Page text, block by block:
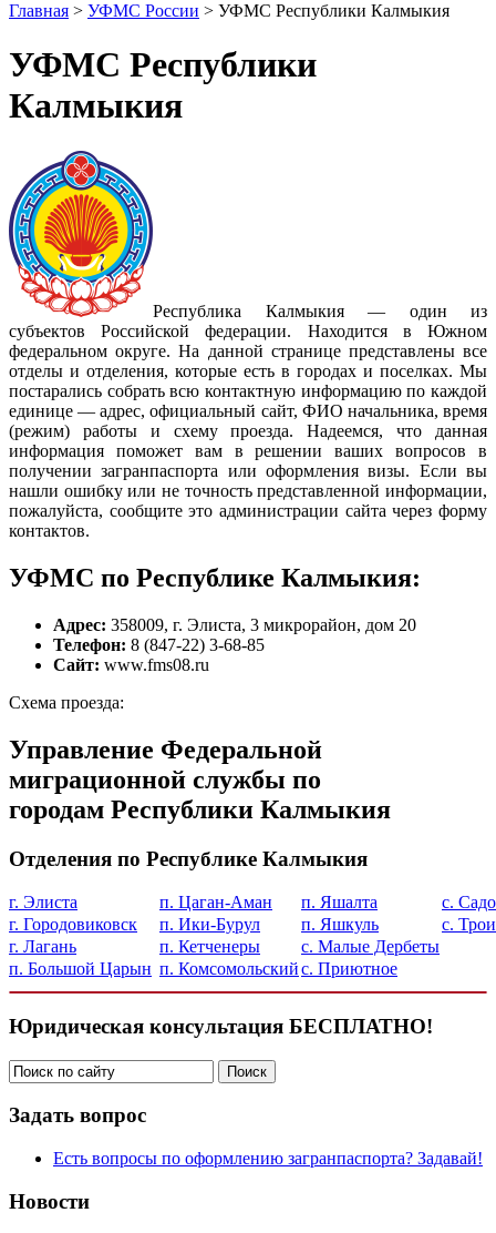
Главная > УФМС России > УФМС Республики Калмыкия
УФМС Республики
Калмыкия
Республика Калмыкия — один из
субъектов Российской федерации. Находится в Южном
федеральном округе. На данной странице представлены все
отделы и отделения, которые есть в городах и поселках. Мы
постарались собрать всю контактную информацию по каждой
единице — адрес, официальный сайт, ФИО начальника, время
(режим) работы и схему проезда. Надеемся, что данная
информация поможет вам в решении ваших вопросов в
получении загранпаспорта или оформления визы. Если вы
нашли ошибку или не точность представленной информации,
пожалуйста, сообщите это администрации сайта через форму
контактов.
УФМС по Республике Калмыкия:
Адрес: 358009, г. Элиста, 3 микрорайон, дом 20
Телефон: 8 (847-22) 3-68-85
Сайт: www.fms08.ru
Схема проезда:
Управление Федеральной
миграционной службы по
городам Республики Калмыкия
Отделения по Республике Калмыкия
г. Элиста п. Цаган-Аман п. Яшалта
с.
г. Городовиковск
п. Ики-Бурул п. Яшкуль
с.
г. Лагань
п. Кетченеры
с. Малые Дербеты
п. Большой Царын п. Комсомольскийс. Приютное
Юридическая консультация БЕСПЛАТНО!
Задать вопрос
Есть вопросы по оформлению загранпаспорта? Задавай!
Новости